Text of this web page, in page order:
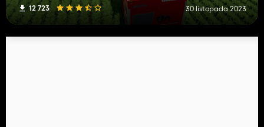
12 723 30 listopada 2023